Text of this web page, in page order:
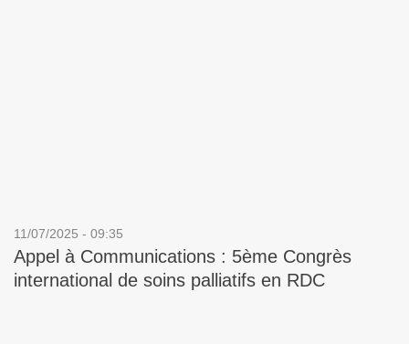
11/07/2025 - 09:35
Appel à Communications : 5ème Congrès
international de soins palliatifs en RDC